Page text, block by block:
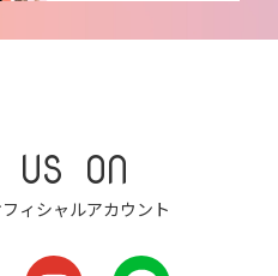
US ON
ィシャルアカウント